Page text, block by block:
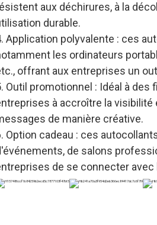
aux déchirures, à la
durable.
Application polyvalente : ces
les ordinateurs
offrant aux entreprises un
Outil promotionnel : Idéal à
à accroître la
de manière créative.
Option cadeau : ces
de salons
de se connecter